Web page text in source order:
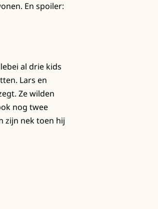
En spoiler:
al drie kids
Lars en
Ze wilden
nog twee
zijn nek toen hij